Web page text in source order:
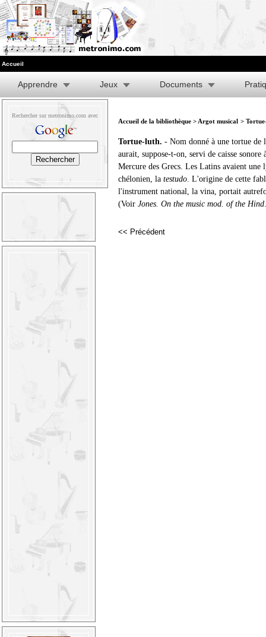
Accueil
Apprendre Jeux Documents
Rechercher sur metronimo.com avec
Accueil de la bibliothèque > Argot musical >
Tortue-luth. - Nom donné à une tortue de
aurait, suppose-t-on, servi de caisse sonore
Mercure des Grecs. Les Latins avaient
chélonien, la testudo . L'origine de cette
l'instrument national, la vina, portait
(Voir Jones. On the music mod. of the Hind
<< Précédent